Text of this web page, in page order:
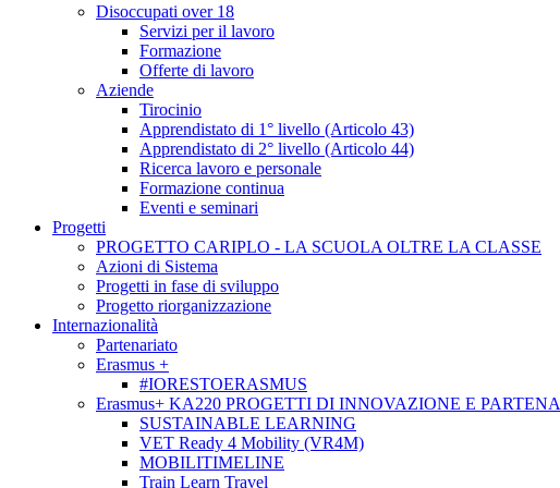
Disoccupati over 18
Servizi per il lavoro
Formazione
Offerte di lavoro
Aziende
Tirocinio
Apprendistato di 1° livello (Articolo 43)
Apprendistato di 2° livello (Articolo 44)
Ricerca lavoro e personale
Formazione continua
Eventi e seminari
Progetti
PROGETTO CARIPLO - LA SCUOLA OLTRE LA CLASSE
Azioni di Sistema
Progetti in fase di sviluppo
Progetto riorganizzazione
Internazionalità
Partenariato
Erasmus +
#IORESTOERASMUS
Erasmus+ KA220 PROGETTI DI INNOVAZIONE E
SUSTAINABLE LEARNING
VET Ready 4 Mobility (VR4M)
MOBILITIMELINE
Train Learn Travel